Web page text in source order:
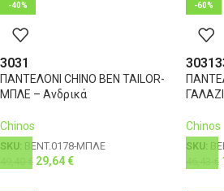
-40%
3031
ΠΑΝΤΕΛΟΝΙ CHINO BEN TAILOR-
ΜΠΛΕ – Ανδρικά
Chinos
SKU: BENT.0178-ΜΠΛΕ
€ 29,64€
-60%
3031
Chinos
SKU:
€